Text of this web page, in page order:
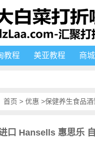
教程 美亚教程 商
首页 > 优惠 >保健养生食品酒
口 Hansells 惠思乐